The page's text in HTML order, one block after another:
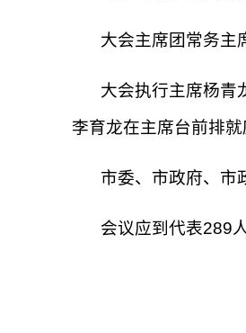
大会主席团常务主
大会执行主席杨青
李育龙在主席台前排
市委、市政府、市
会议应到代表289